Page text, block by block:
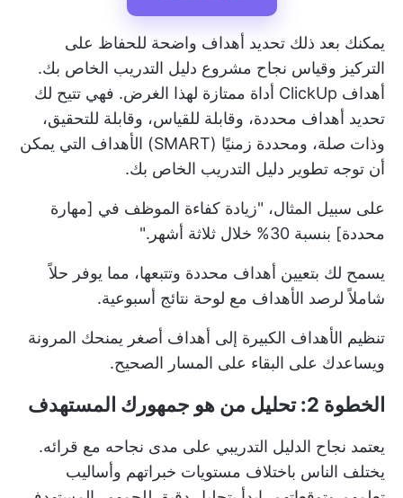
يمكنك بعد ذلك تحديد أهداف واضحة للحفاظ على
التركيز وقياس نجاح مشروع دليل التدريب الخاص بك.
أهداف ClickUp
أداة ممتازة لهذا الغرض. فهي تتيح لك
تحديد أهداف محددة، وقابلة للقياس، وقابلة للتحقيق،
وذات صلة، ومحددة زمنيًا (SMART) الأهداف
التي يمكن
أن توجه تطوير دليل التدريب الخاص بك.
على سبيل المثال، "زيادة كفاءة الموظف في [مهارة
محددة] بنسبة 30% خلال ثلاثة أشهر."
يسمح لك بتعيين أهداف محددة وتتبعها، مما يوفر حلاً
شاملاً لرصد الأهداف مع لوحة نتائج أسبوعية.
تنظيم الأهداف الكبيرة إلى أهداف أصغر يمنحك المرونة
ويساعدك على البقاء على المسار الصحيح.
الخطوة 2: تحليل من هو جمهورك المستهدف
يعتمد نجاح الدليل التدريبي على مدى نجاحه مع قرائه.
يختلف الناس باختلاف مستويات خبراتهم وأساليب